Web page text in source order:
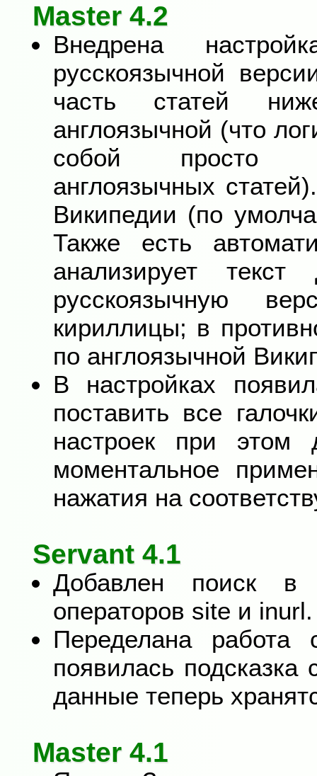
Master 4.2
Внедрена
русскоязычной
часть статей
англоязычной (что
собой просто
англоязычных
Википедии (по
Также есть
анализирует
русскоязычную
кириллицы; в
по англоязычной
В настройках
поставить все
настроек при этом
моментальное
нажатия на
Servant 4.1
Добавлен поиск в
операторов site и inurl.
Переделана
появилась
данные теперь
Master 4.1